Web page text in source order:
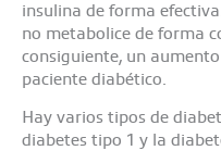
insulina de forma
no metabolice de forma
consiguiente, un
paciente diabético.
Hay varios tipos de
diabetes tipo 1 y la